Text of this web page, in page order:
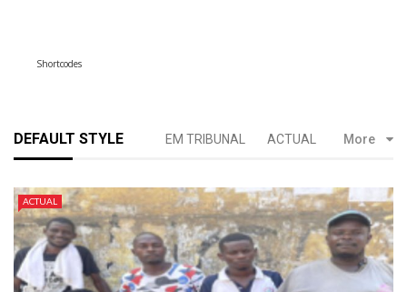
Shortcodes
DEFAULT STYLE EM TRIBUNAL ACTUAL More
ACTUAL